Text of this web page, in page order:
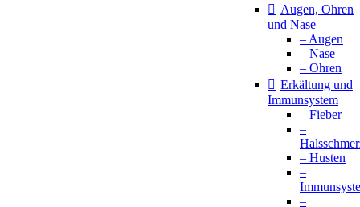
Augen, Ohren
und Nase
– Augen
– Nase
– Ohren
Erkältung und
Immunsystem
– Fieber
–
– Husten
–
–